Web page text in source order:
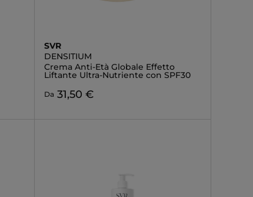
SVR
DENSITIUM
Crema Anti-Età Globale Effetto
Liftante Ultra-Nutriente con SPF30
Da 31,50 €